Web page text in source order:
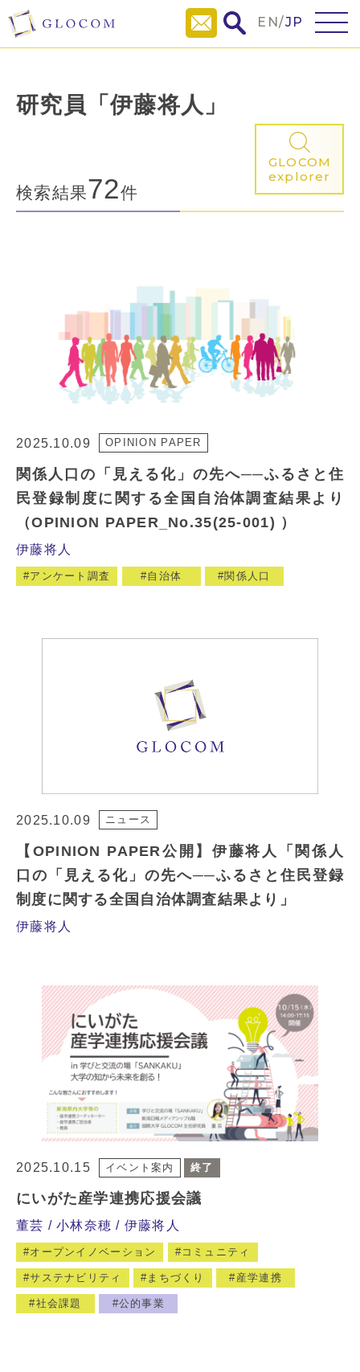
EN/JP
研究員「伊藤将人」
GLOCOM
explorer
検索結果72件
2025.10.09 OPINION PAPER
関係人口の「見える化」の先へ──ふるさと住
民登録制度に関する全国自治体調査結果より
（OPINION PAPER_No.35(25-001) ）
伊藤将人
アンケート調査 自治体 関係人口
2025.10.09 ニュース
【OPINION PAPER公開】伊藤将人「関係人
口の「見える化」の先へ──ふるさと住民登録
制度に関する全国自治体調査結果より」
伊藤将人
2025.10.15 イベント案内 終了
にいがた産学連携応援会議
董芸 小林奈穂 伊藤将人
オープンイノベーション コミュニティ
サステナビリティ まちづくり 産学連携
社会課題 公的事業